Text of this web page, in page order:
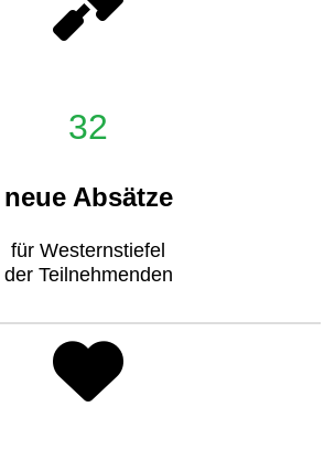
32
neue Absätze
für Westernstiefel
der Teilnehmenden